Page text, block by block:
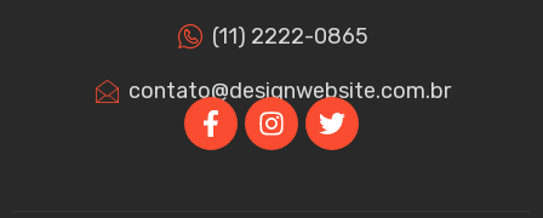
(11) 2222-0865
contato@designwebsite.com.br